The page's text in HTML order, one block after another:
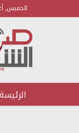
الخميس,
الرئيسة